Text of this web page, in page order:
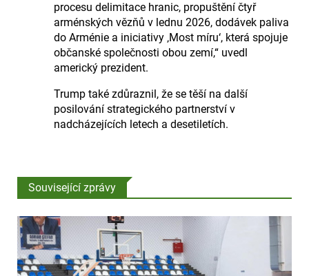
procesu delimitace hranic, propuštění čtyř
arménských vězňů v lednu 2026, dodávek paliva
do Arménie a iniciativy ‚Most míru‘, která spojuje
občanské společnosti obou zemí,“ uvedl
americký prezident.
Trump také zdůraznil, že se těší na další
posilování strategického partnerství v
nadcházejících letech a desetiletích.
Související zprávy